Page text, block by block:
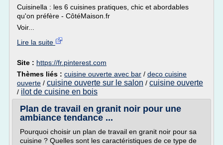
Cuisinella : les 6 cuisines pratiques, chic et abordables
qu'on préfère - CôtéMaison.fr
Voir...
Lire la suite
Site : https://fr.pinterest.com
Thèmes liés : cuisine ouverte avec bar / deco cuisine
ouverte / cuisine ouverte sur le salon / cuisine ouverte
/ ilot de cuisine en bois
Plan de travail en granit noir pour une
ambiance tendance ...
Pourquoi choisir un plan de travail en granit noir pour sa
cuisine ? Quelles sont les caractéristiques de ce type de